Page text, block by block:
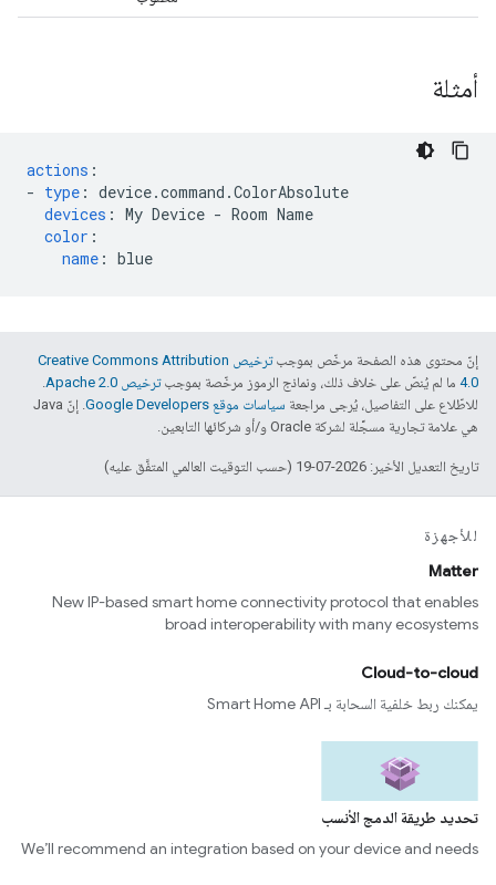
أمثلة
actions :
- type : device.command.ColorAbsolute
devices : My Device - Room Name
color :
name : blue
إنّ محتوى هذه الصفحة مرخّص بموجب
ترخيص Creative Commons Attribution
4.0‏ ما لم يُنصّ على خلاف ذلك، ونماذج الرموز مرخّصة بموجبترخيص Apache 2.0‏
.
للاطّلاع على التفاصيل، يُرجى مراجعة سياسات موقع Google Developers‏
. إنّ Java
هي علامة تجارية مسجَّلة لشركة Oracle و/أو شركائها التابعين.
تاريخ التعديل الأخير: 2026-07-19 (حسب التوقيت العالمي المتفَّق عليه)
للأجهزة
Matter
New IP-based smart home connectivity protocol that enables
broad interoperability with many ecosystems
Cloud-to-cloud
يمكنك ربط خلفية السحابة بـ Smart Home API
تحديد طريقة الدمج الأنسب
We’ll recommend an integration based on your device and needs